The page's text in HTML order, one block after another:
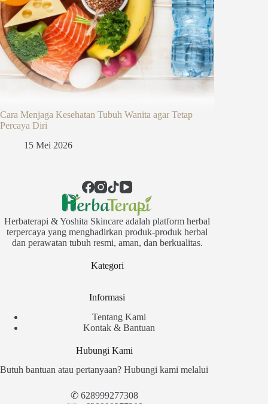
Cara Menjaga Kesehatan Tubuh Wanita agar Tetap
Percaya Diri
15 Mei 2026
Herbaterapi & Yoshita Skincare adalah platform herbal
terpercaya yang menghadirkan produk-produk herbal
dan perawatan tubuh resmi, aman, dan berkualitas.
Kategori
Informasi
Tentang Kami
Kontak & Bantuan
Hubungi Kami
Butuh bantuan atau pertanyaan? Hubungi kami melalui
✆ 628999277308